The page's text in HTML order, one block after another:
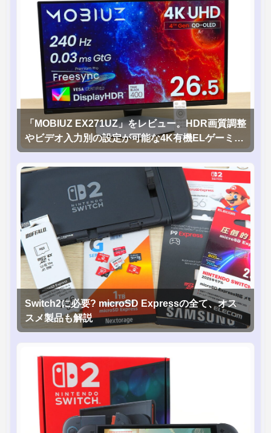
「MOBIUZ EX271UZ」をレビュー。HDR画質調整
やビデオ入力別の設定が可能な4K有機ELゲーミン
グモニタを徹底検証
Switch2に必要? microSD Expressの全て、オス
スメ製品も解説